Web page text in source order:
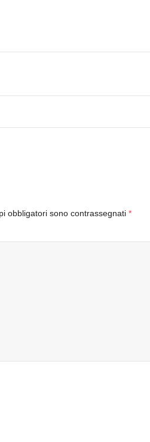
obbligatori sono contrassegnati *